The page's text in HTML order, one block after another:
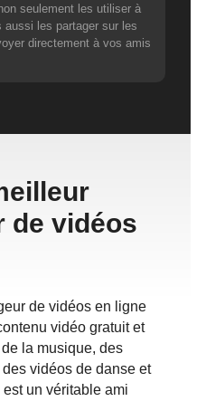
seulement les utiliser à
les partager sur les
directement à vos amis
de vidéos
de vidéos en ligne
vidéo gratuit et
la musique, des
vidéos de danse et
un véritable ami